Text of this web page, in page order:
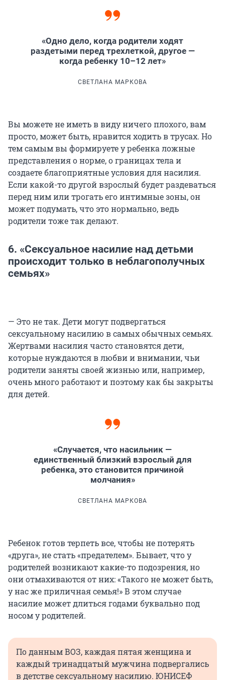
«Одно дело, когда родители ходят
раздетыми перед трехлеткой, другое —
когда ребенку 10–12 лет»
СВЕТЛАНА МАРКОВА
Вы можете не иметь в виду ничего плохого, вам
просто, может быть, нравится ходить в трусах. Но
тем самым вы формируете у ребенка ложные
представления о норме, о границах тела и
создаете благоприятные условия для насилия.
Если какой-то другой взрослый будет раздеваться
перед ним или трогать его интимные зоны, он
может подумать, что это нормально, ведь
родители тоже так делают.
6. «Сексуальное насилие над детьми
происходит только в неблагополучных
семьях»
— Это не так. Дети могут подвергаться
сексуальному насилию в самых обычных семьях.
Жертвами насилия часто становятся дети,
которые нуждаются в любви и внимании, чьи
родители заняты своей жизнью или, например,
очень много работают и поэтому как бы закрыты
для детей.
«Случается, что насильник —
единственный близкий взрослый для
ребенка, это становится причиной
молчания»
СВЕТЛАНА МАРКОВА
Ребенок готов терпеть все, чтобы не потерять
«друга», не стать «предателем». Бывает, что у
родителей возникают какие-то подозрения, но
они отмахиваются от них: «Такого не может быть,
у нас же приличная семья!» В этом случае
насилие может длиться годами буквально под
носом у родителей.
По данным ВОЗ, каждая пятая женщина и
каждый тринадцатый мужчина подвергались
в детстве сексуальному насилию. ЮНИСЕФ